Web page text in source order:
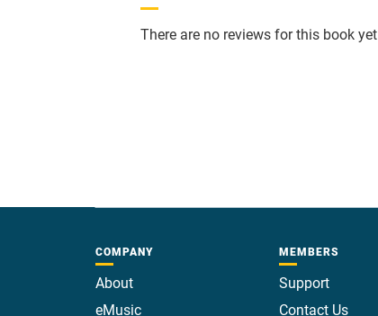
There are no reviews for this book yet
COMPANY
About
eMusic
MEMBERS
Support
Contact Us